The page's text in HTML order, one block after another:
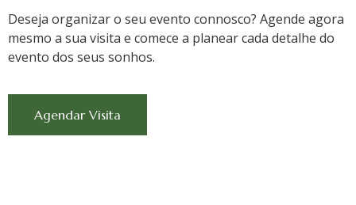
Deseja organizar o seu evento connosco? Agende agora
mesmo a sua visita e comece a planear cada detalhe do
evento dos seus sonhos.
Agendar Visita